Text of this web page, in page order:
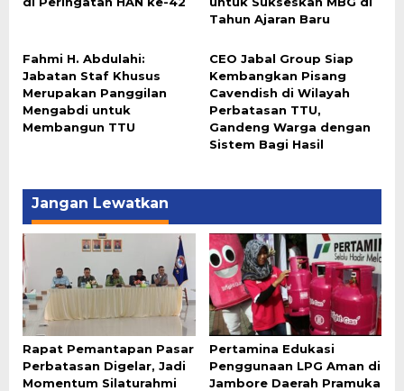
Tahun Ajaran Baru
Fahmi H. Abdulahi:
Jabatan Staf Khusus
Merupakan Panggilan
Mengabdi untuk
Membangun TTU
CEO Jabal Group Siap
Kembangkan Pisang
Cavendish di Wilayah
Perbatasan TTU,
Gandeng Warga dengan
Sistem Bagi Hasil
Jangan Lewatkan
Rapat Pemantapan Pasar
Perbatasan Digelar, Jadi
Momentum Silaturahmi
Pertamina Edukasi
Penggunaan LPG Aman di
Jambore Daerah Pramuka